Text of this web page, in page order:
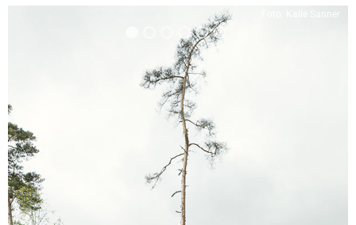
Foto: Kalle Sanner